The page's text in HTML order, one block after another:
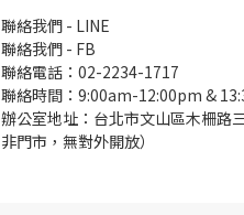
聯絡我們 - LINE
聯絡我們 - FB
聯絡電話：02-2234-1717
聯絡時間：9:00am-12:00pm &
辦公室地址：台北市文山區木柵路
非門市，無對外開放）